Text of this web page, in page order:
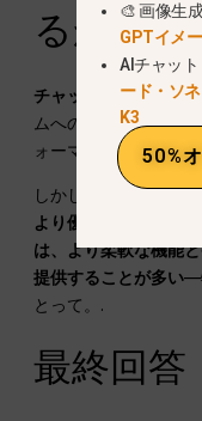
るか？
チャットGPT プラス
ムへの優先アクセス
ォーマンスを求めま
しかしだ、,
より広
より優れたコストパ
は、より柔軟な機能
提供することが多い—
とって。.
最終回答
🎨 画像生
GPTイメ
AIチャット
ード・ソ
K3
50%